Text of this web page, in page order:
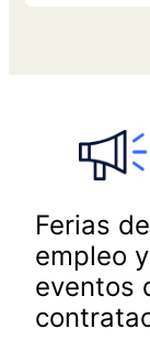
Ferias de
empleo y
eventos